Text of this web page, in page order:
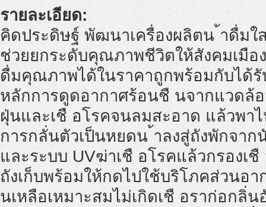
รายละเอียด:
คิดประดิษฐ์ พัฒนาเครื่องผลิตน ้าดื่มใ
ช่วยยกระดับคุณภาพชีวิตให้สังคมเมือ
ดื่มคุณภาพได้ในราคาถูกพร้อมกับได้
หลักการดูดอากาศร้อนชื นจากแวดล้อ
ฝุ่นและเชื อโรคจนลมสะอาด แล้วพา
การกลั่นตัวเป็นหยดน ้าลงสู่ถังพักจา
และระบบ UVฆ่าเชื อโรคแล้วกรองเ
ถังเก็บพร้อมให้กดไปใช้บริโภคส่วนอ
นเหลือเหมาะสมไม่เกิดเชื อราก่อกลิ่